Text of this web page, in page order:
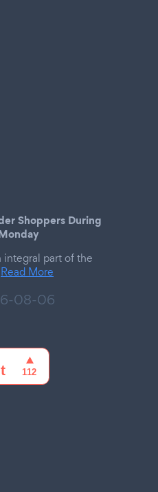
Shoppers During
part of the
Read More
08-06